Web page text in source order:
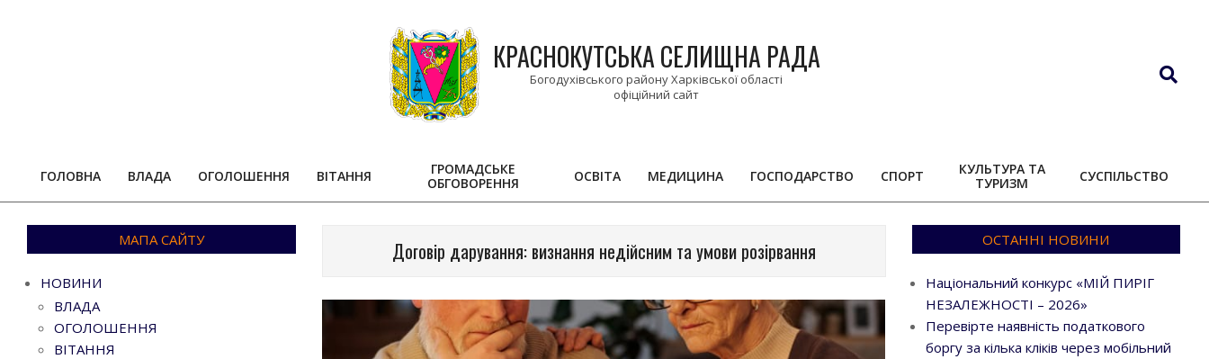
КРАСНОКУТСЬКА СЕЛИЩНА РАДА
Богодухівського району Харківської області
Search
Primary
Navigation
ГОЛОВНА ВЛАДА ОГОЛОШЕННЯ ВІТАННЯ
ГРОМАДСЬКЕ
ОБГОВОРЕННЯ
ОСВІТА МЕДИЦИНА ГОСПОДАРСТВО СПОРТ
КУЛЬТУРА ТА
ТУРИЗМ
СУСПІЛЬСТВО
Договір дарування: визнання недійсним та умови розірвання
МАПА САЙТУ
НОВИНИ
ВЛАДА
ОГОЛОШЕННЯ
ВІТАННЯ
ОСТАННІ НОВИНИ
Національний конкурс «МІЙ ПИРІГ
НЕЗАЛЕЖНОСТІ – 2026»
Перевірте наявність податкового
боргу за кілька кліків через мобільний